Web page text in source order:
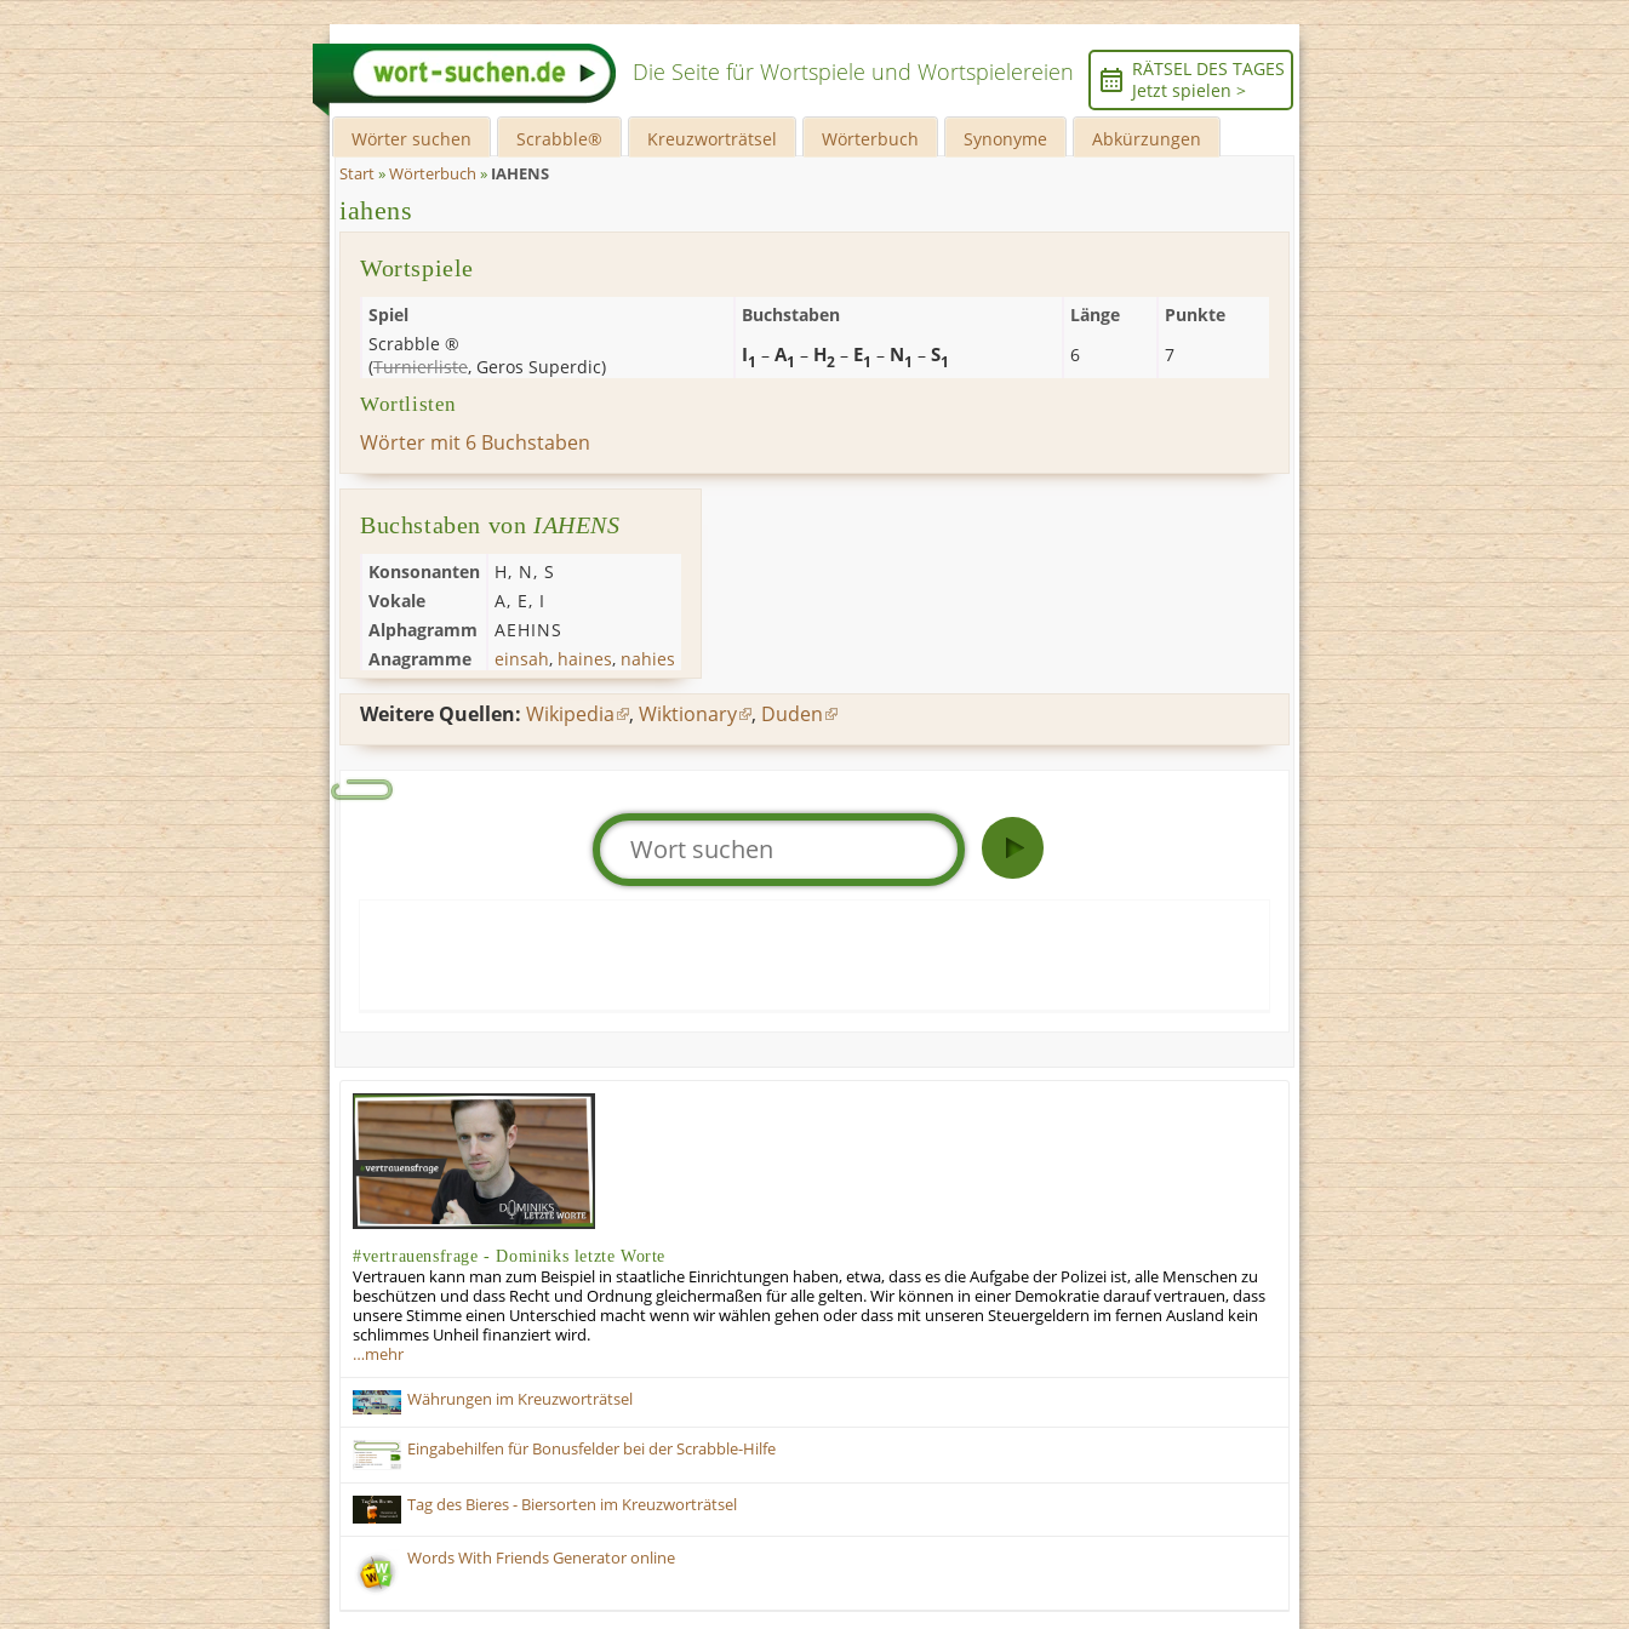
Die Seite für Wortspiele und Wortspielereien
RÄTSEL DES TAGES
Jetzt spielen >
Wörter suchen Scrabble® Kreuzworträtsel Wörterbuch Synonyme Abkürzungen
Start»Wörterbuch » IAHENS
iahens
Wortspiele
Spiel Buchstaben Länge
Punkte
Scrabble ®
(Turnierliste, Geros Superdic) I1 – A1 – H2 – E1 – N1 – S1 6 7
Wortlisten
Wörter mit 6 Buchstaben
Buchstaben von IAHENS
Konsonanten H, N, S
Vokale
A, E, I
Alphagramm
AEHINS
Anagramme
einsah, haines, nahies
Weitere Quellen: Wikipedia , Wiktionary , Duden
#vertrauensfrage - Dominiks letzte Worte
Vertrauen kann man zum Beispiel in staatliche Einrichtungen haben, etwa, dass es die Aufgabe der Polizei ist, alle Menschen zu
beschützen und dass Recht und Ordnung gleichermaßen für alle gelten. Wir können in einer Demokratie darauf vertrauen, dass
unsere Stimme einen Unterschied macht wenn wir wählen gehen oder dass mit unseren Steuergeldern im fernen Ausland kein
schlimmes Unheil finanziert wird.
…mehr
Währungen im Kreuzworträtsel
Eingabehilfen für Bonusfelder bei der Scrabble-Hilfe
Tag des Bieres - Biersorten im Kreuzworträtsel
Words With Friends Generator online